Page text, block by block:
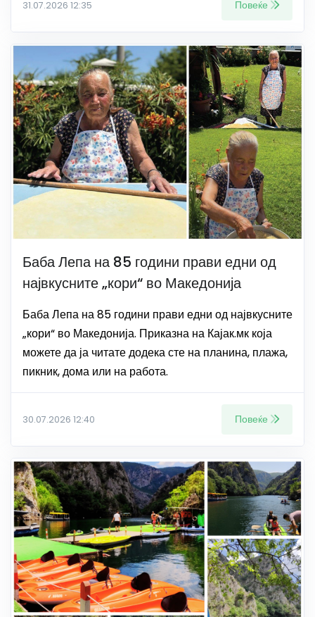
31.07.2026 12:35 Повеќе
Баба Лепа на 85 години прави едни од
највкусните „кори“ во Македонија
Баба Лепа на 85 години прави едни од највкусните
„кори“ во Македонија. Приказна на Кајак.мк која
можете да ја читате додека сте на планина, плажа,
пикник, дома или на работа.
30.07.2026 12:40 Повеќе